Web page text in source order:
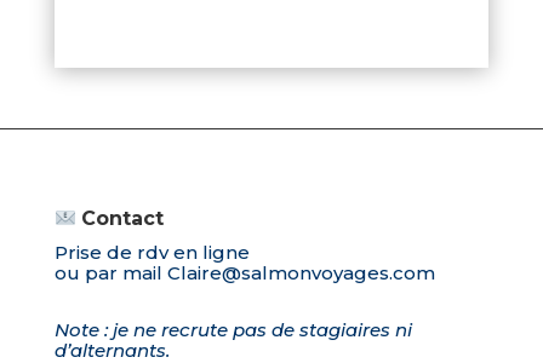
Contact
Prise de rdv en ligne
ou par mail Claire@salmonvoyages.com
Note : je ne recrute pas de stagiaires ni
d’alternants.